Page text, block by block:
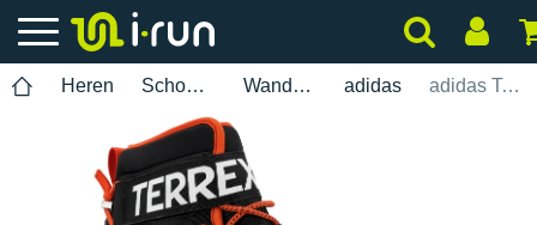
Heren Schoenen Wandelen adidas adidas Terrex Hydro Lace 2.0